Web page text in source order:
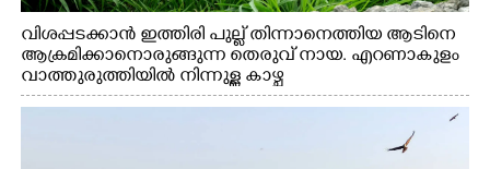
വിശപ്പടക്കാൻ ഇത്തിരി പുല്ല് തിന്നാനെത്തിയ ആടിനെ
ആക്രമിക്കാനൊരുങ്ങുന്ന തെരുവ് നായ. എറണാകുളം
വാത്തുരുത്തിയിൽ നിന്നുള്ള കാഴ്ച